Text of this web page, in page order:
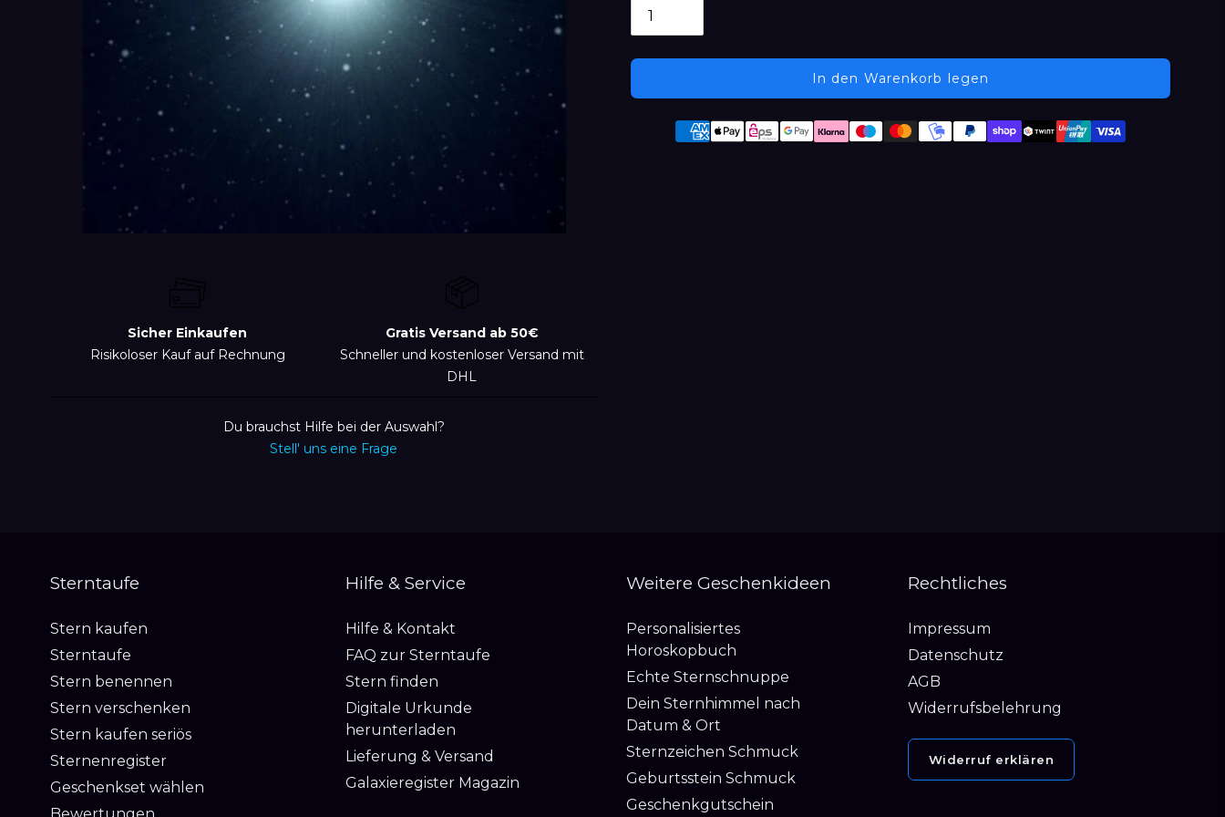
Sicher Einkaufen
Risikoloser Kauf auf Rechnung
Gratis Versand ab 50€
Schneller und kostenloser Versand mit
DHL
Du brauchst Hilfe bei der Auswahl?
Stell' uns eine Frage
In den Warenkorb legen
Produkt
Zahlungsmethoden
Sterntaufe
Stern kaufen
Sterntaufe
Stern benennen
Stern verschenken
Stern kaufen seriös
Sternenregister
Geschenkset wählen
Hilfe & Service
Hilfe & Kontakt
FAQ zur Sterntaufe
Stern finden
Digitale Urkunde
herunterladen
Lieferung & Versand
Galaxieregister Magazin
Weitere Geschenkideen
Personalisiertes
Horoskopbuch
Echte Sternschnuppe
Dein Sternhimmel nach
Datum & Ort
Sternzeichen Schmuck
Geburtsstein Schmuck
Geschenkgutschein
Rechtliches
Impressum
Datenschutz
AGB
Widerrufsbelehrung
Widerruf erklären